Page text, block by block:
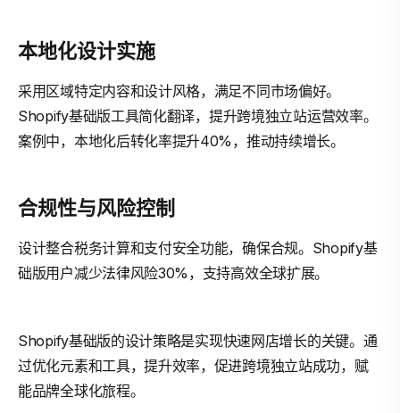
本地化设计实施
采用区域特定内容和设计风格，满足不同市场偏好。
Shopify基础版工具简化翻译，提升跨境独立站运营效率。
案例中，本地化后转化率提升40%，推动持续增长。
合规性与风险控制
设计整合税务计算和支付安全功能，确保合规。Shopify基
础版用户减少法律风险30%，支持高效全球扩展。
Shopify基础版的设计策略是实现快速网店增长的关键。通
过优化元素和工具，提升效率，促进跨境独立站成功，赋
能品牌全球化旅程。